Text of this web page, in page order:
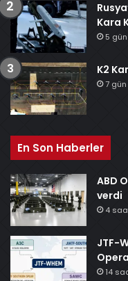
Kara
5
K2
7
En Son Haberler
ABD
verdi
4
JTF-
14